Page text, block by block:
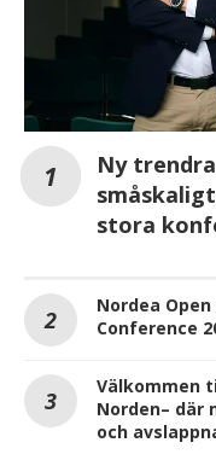
Ny
stora
Nordea
Conference
Välkommen
Norden– där
och